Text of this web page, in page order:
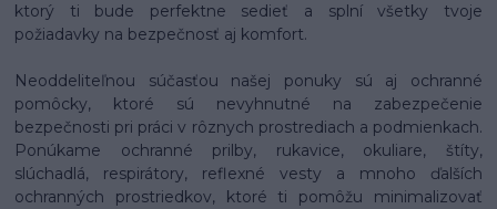
ktorý ti bude perfektne sedieť a splní všetky tvoje
požiadavky na bezpečnosť aj komfort.
Neoddeliteľnou súčasťou našej ponuky sú aj ochranné
pomôcky, ktoré sú nevyhnutné na zabezpečenie
bezpečnosti pri práci v rôznych prostrediach a podmienkach.
Ponúkame ochranné prilby, rukavice, okuliare, štíty,
slúchadlá, respirátory, reflexné vesty a mnoho ďalších
ochranných prostriedkov, ktoré ti pomôžu minimalizovať